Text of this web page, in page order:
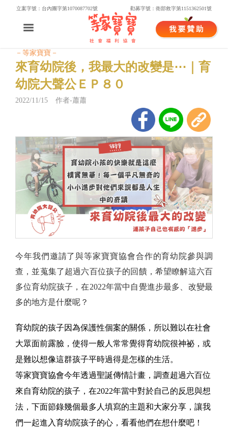
立案字號：台內團字第1070087702號 勸募字號：衛部救字第1151362501號
－等家寶寶－
來育幼院後，我最大的改變是⋯｜育
幼院大聲公ＥＰ８０
2022/11/15 作者-蕭蕭
今年我們邀請了與等家寶寶協會合作的育幼院參與調
查，並蒐集了超過六百位孩子的回饋，希望瞭解這六百
多位育幼院孩子，在2022年當中自覺進步最多、改變最
多的地方是什麼呢？
育幼院的孩子因為保護性個案的關係，所以難以在社會
大眾面前露臉，使得一般人常常覺得育幼院很神祕，或
是難以想像這群孩子平時過得是怎樣的生活。
等家寶寶協會今年透過聖誕傳情計畫，調查超過六百位
來自育幼院的孩子，在2022年當中對於自己的反思與想
法，下面節錄幾個最多人填寫的主題和大家分享，讓我
們一起進入育幼院孩子的心，看看他們在想什麼吧！